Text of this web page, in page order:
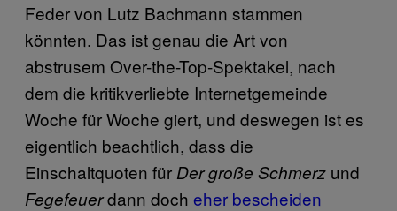
Feder von Lutz Bachmann stammen
könnten. Das ist genau die Art von
abstrusem Over-the-Top-Spektakel, nach
dem die kritikverliebte Internetgemeinde
Woche für Woche giert, und deswegen ist es
eigentlich beachtlich, dass die
Einschaltquoten für Der große Schmerz und
Fegefeuerdann doch eher bescheiden